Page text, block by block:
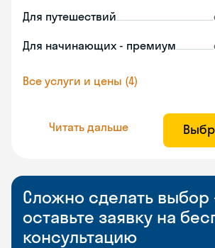
Для путешествий
Для начинающих - премиум
Все услуги и цены (4)
Читать дальше
Сложно сделать
оставьте заявку на
консультацию